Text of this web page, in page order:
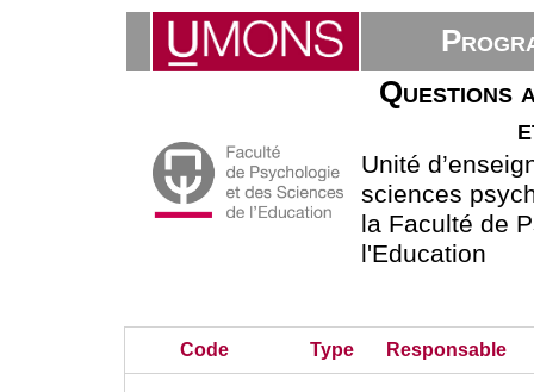
Questions
Unité
sciences
la Faculté de
l'Education
Code Type Responsable